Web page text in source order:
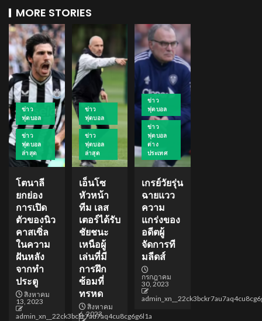
MORE STORIES
ข่าว
ฟุตบอล
ข่าว
ฟุตบอล
ล่าสุด
โตนาลี
ยกย่อง
การเปิด
ตัวของนิว
คาสเซิ่ล
ในความ
ฝันหลัง
จากทำ
ประตู
สิงหาคม
13, 2023
admin_xn__22ck3bckr7au7aq4cu8cg6g6l1a
ข่าว
ฟุตบอล
ข่าว
ฟุตบอล
ล่าสุด
เอ็นโซ
หัวหน้า
ทีม เลส
เตอร์ได้รับ
ชัยชนะ
เหนือผู้
เล่นที่มี
การฝึก
ซ้อมที่
ทรหด
สิงหาคม
6, 2023
ข่าว
ฟุตบอล
ข่าว
ฟุตบอล
ต่าง
ประเทศ
เกรย์วัยรุ่น
ฉายแวว
ความ
แกร่งของ
อดีตผู้
จัดการที
มลีดส์
กรกฎาคม
30, 2023